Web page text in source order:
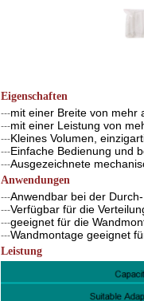
Eigenschaften
---mit einer Breite von mehr
---mit einer Leistung von
---Kleines Volumen,
---Einfache Bedienung und
---Ausgezeichnete
Anwendungen
---Anwendbar bei der
---Verfügbar für die
---geeignet für die
---Wandmontage geeignet
Leistung